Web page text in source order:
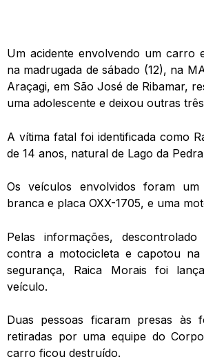
Um acidente envolvendo um carro
na madrugada de sábado (12), na
Araçagi, em São José de Ribamar,
uma adolescente e deixou outras
A vítima fatal foi identificada como
de 14 anos, natural de Lago da
Os veículos envolvidos foram
branca e placa OXX-1705, e uma
Pelas informações,
contra a motocicleta e capotou
segurança, Raica Morais foi
veículo.
Duas pessoas ficaram presas às
retiradas por uma equipe do
carro ficou destruído.